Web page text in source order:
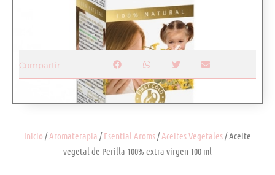
Inicio /Aromaterapia /Esential Aroms/Aceites Vegetales/ Aceite
vegetal de Perilla 100% extra virgen 100 ml
Compartir